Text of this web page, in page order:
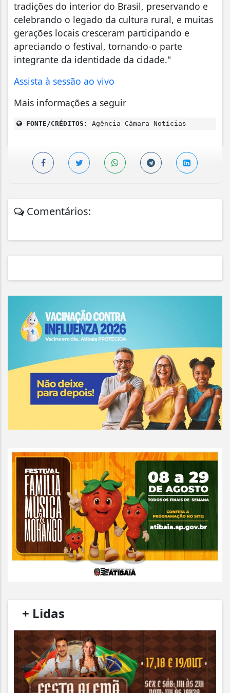
tradições do interior do Brasil, preservando e
celebrando o legado da cultura rural, e muitas
gerações locais cresceram participando e
apreciando o festival, tornando-o parte
integrante da identidade da cidade."
Assista à sessão ao vivo
Mais informações a seguir
FONTE/CRÉDITOS: Agência Câmara Notícias
Comentários:
+ Lidas